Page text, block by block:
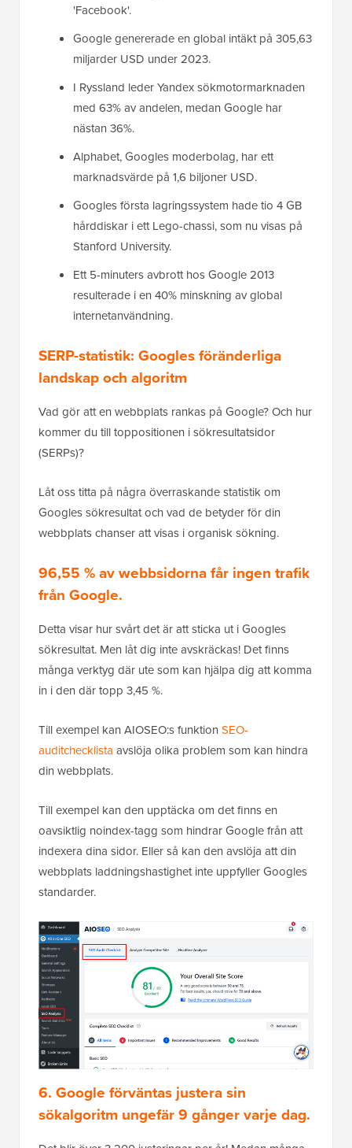
'Facebook'.
Google genererade en global intäkt på 305,63
miljarder USD under 2023.
I Ryssland leder Yandex sökmotormarknaden
med 63% av andelen, medan Google har
nästan 36%.
Alphabet, Googles moderbolag, har ett
marknadsvärde på 1,6 biljoner USD.
Googles första lagringssystem hade tio 4 GB
hårddiskar i ett Lego-chassi, som nu visas på
Stanford University.
Ett 5-minuters avbrott hos Google 2013
resulterade i en 40% minskning av global
internetanvändning.
SERP-statistik: Googles föränderliga
landskap och algoritm
Vad gör att en webbplats rankas på Google? Och hur
kommer du till toppositionen i sökresultatsidor
(SERPs)?
Låt oss titta på några överraskande statistik om
Googles sökresultat och vad de betyder för din
webbplats chanser att visas i organisk sökning.
96,55 % av webbsidorna får ingen trafik
från Google.
Detta visar hur svårt det är att sticka ut i Googles
sökresultat. Men låt dig inte avskräckas! Det finns
många verktyg där ute som kan hjälpa dig att komma
in i den där topp 3,45 %.
Till exempel kan AIOSEO:s funktion SEO-
auditchecklista avslöja olika problem som kan hindra
din webbplats.
Till exempel kan den upptäcka om det finns en
oavsiktlig noindex-tagg som hindrar Google från att
indexera dina sidor. Eller så kan den avslöja att din
webbplats laddningshastighet inte uppfyller Googles
standarder.
6. Google förväntas justera sin
sökalgoritm ungefär 9 gånger varje dag.